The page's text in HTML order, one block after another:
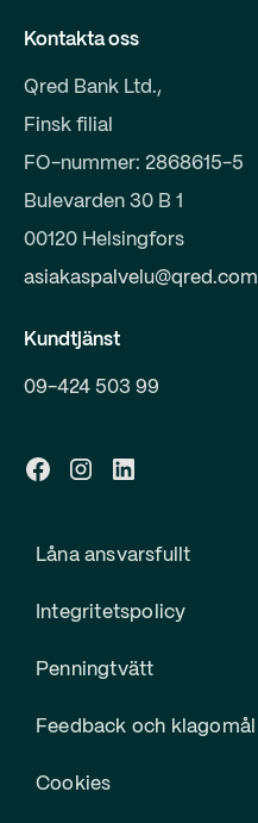
Kontakta oss
Qred Bank Ltd.,
Finsk filial
FO-nummer: 2868615-5
Bulevarden 30 B 1
00120 Helsingfors
asiakaspalvelu@qred.com
Kundtjänst
09-424 503 99
Låna ansvarsfullt
Integritetspolicy
Penningtvätt
Feedback och klagomål
Cookies